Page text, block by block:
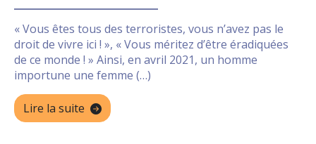
« Vous êtes tous des terroristes, vous n’avez pas le
droit de vivre ici ! », « Vous méritez d’être éradiquées
de ce monde ! » Ainsi, en avril 2021, un homme
importune une femme (…)
Lire la suite